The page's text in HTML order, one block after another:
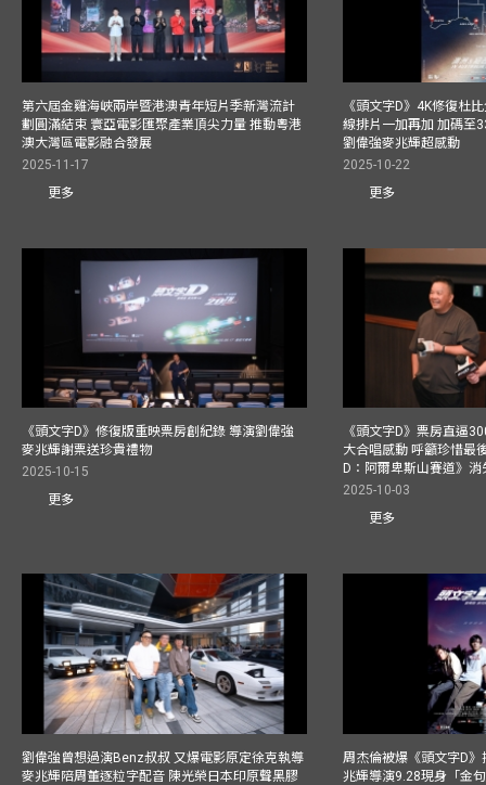
第六屆金雞海峽兩岸暨港澳青年短片季新灣流計
劃圓滿結束 寰亞電影匯聚產業頂尖力量 推動粵港
澳大灣區電影融合發展
2025-11-17
更多
《頭文字D》4K修復杜
線排片一加再加 加碼至
劉偉強麥兆輝超感動
2025-10-22
更多
《頭文字D》修復版重映票房創紀錄 導演劉偉強
麥兆輝謝票送珍貴禮物
2025-10-15
更多
《頭文字D》票房直逼
大合唱感動 呼籲珍惜最
D：阿爾卑斯山賽道》消
2025-10-03
更多
劉偉強曾想過演Benz叔叔 又爆電影原定徐克執導
麥兆輝陪周董逐粒字配音 陳光榮日本印原聲黑膠
周杰倫被爆《頭文字D
兆輝導演9.28現身「金